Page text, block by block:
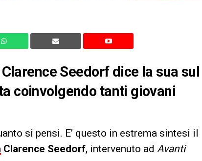
Seedorf dice la sua sul
coinvolgendo tanti giovani
si pensi. E’ questo in estrema sintesi il
Clarence Seedorf, intervenuto ad Avanti